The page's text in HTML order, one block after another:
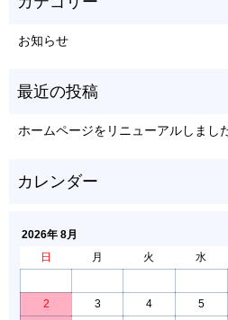
お知らせ
ホームページをリニューアルしました
2026年 8月
日
月 火 水
2
3 4 5